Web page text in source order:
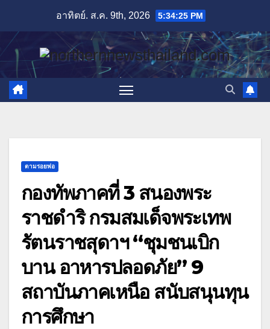
content
อาทิตย์. ส.ค. 9th, 2026 5:34:27 PM
ตามรอยพ่อ
กองทัพภาคที่ 3 สนองพระ
ราชดำริ กรมสมเด็จพระเทพ
รัตนราชสุดาฯ “ชุมชนเบิก
บาน อาหารปลอดภัย” 9
สถาบันภาคเหนือ สนับสนุนทุน
การศึกษา